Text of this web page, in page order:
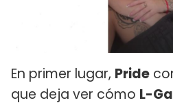
En primer lugar, Pride
que deja ver cómo L-